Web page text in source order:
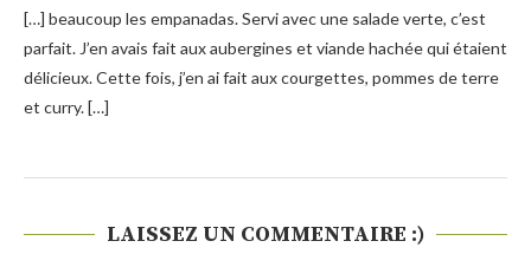
[…] beaucoup les empanadas. Servi avec une salade verte, c’est
parfait. J’en avais fait aux aubergines et viande hachée qui étaient
délicieux. Cette fois, j’en ai fait aux courgettes, pommes de terre
et curry. […]
LAISSEZ UN COMMENTAIRE :)